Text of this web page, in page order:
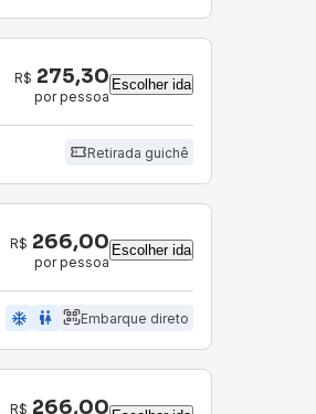
R$ 275,30
por pessoa
Escolher ida
Retirada guichê
R$ 266,00
por pessoa
Escolher ida
ac_unit wc Embarque direto
R$ 266,00